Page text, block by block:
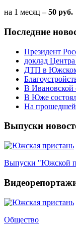
на 1 месяц – 50 руб.
Последние
Президент
доклад
ДТП в
В Ивановской
В Юже
На прошедшей
Выпуски
Выпуски "Южской
Общество